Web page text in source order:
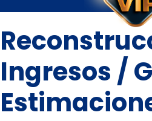
Ingresos /